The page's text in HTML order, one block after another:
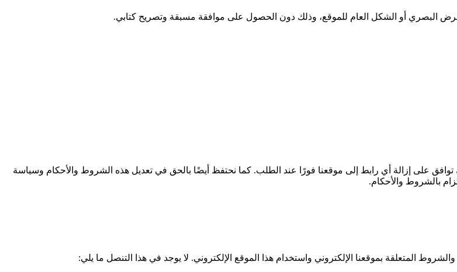
البصري أو الشكل العام للموقع، وذلك دون الحصول على موافقة مسبقة وتصريح كتابي.
توافق على إزالة أي رابط إلى موقعنا فورًا عند الطلب. كما نحتفظ أيضًا بالحق في تعديل هذه الشروط والأحكام وسياسة
بالشروط والأحكام.
المتعلقة بموقعنا الإلكتروني واستخدام هذا الموقع الإلكتروني. لا يوجد في هذا التنصل ما يلي: